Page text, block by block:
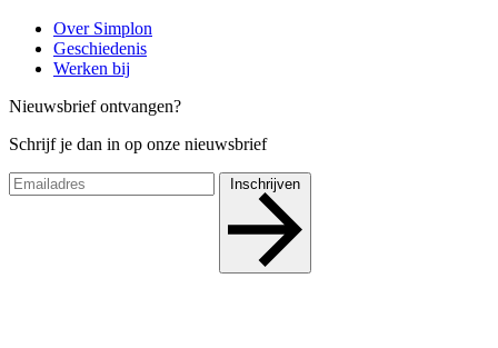
Over Simplon
Geschiedenis
Werken bij
Nieuwsbrief ontvangen?
Schrijf je dan in op onze nieuwsbrief
Inschrijven